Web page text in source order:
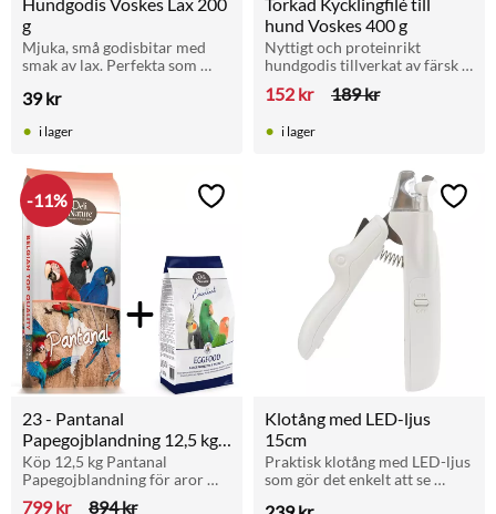
g
Mjuka, små godisbitar med
smak av lax. Perfekta som
vardags. Utan tillsatt socker.
39kr
i lager
hund Voskes 400 g
Nyttigt och proteinrikt
hundgodis tillverkat av färsk
färgämnen eller
mycket låg fetthalt.
152 kr 189kr
i lager
23 - Pantanal
Papegojblandning 12,5 kg
+ Parakit och Papegoj
Äggfoder 800g
Köp 12,5 kg Pantanal
Papegojblandning för aror
och stora papegojor och få en
799kr 894kr
11% Lägg till i favoriter
Klotång med LED-ljus
15cm
Praktisk klotång med LED-ljus
som gör det enkelt att se
Lägg